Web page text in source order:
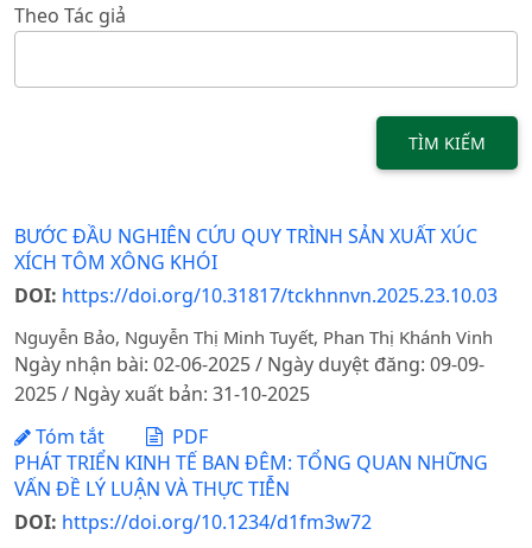
Theo Tác giả
TÌM KIẾM
BƯỚC ĐẦU NGHIÊN CỨU QUY TRÌNH SẢN XUẤT XÚC
XÍCH TÔM XÔNG KHÓI
DOI: https://doi.org/10.31817/tckhnnvn.2025.23.10.03
Nguyễn Bảo, Nguyễn Thị Minh Tuyết, Phan Thị Khánh Vinh
Ngày nhận bài: 02-06-2025 / Ngày duyệt đăng: 09-09-
2025 / Ngày xuất bản: 31-10-2025
Tóm tắt
PDF
PHÁT TRIỂN KINH TẾ BAN ĐÊM: TỔNG QUAN NHỮNG
VẤN ĐỀ LÝ LUẬN VÀ THỰC TIỄN
DOI: https://doi.org/10.1234/d1fm3w72